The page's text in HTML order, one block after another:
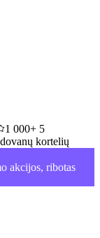
1 000+ 5
kortelių
akcijos, ribotas